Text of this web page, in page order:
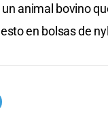
animal bovino
en bolsas de